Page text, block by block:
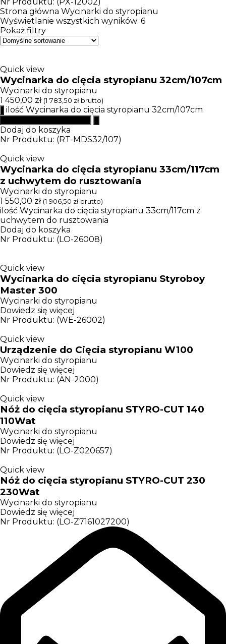
Strona główna Wycinarki do styropianu
Wyświetlanie wszystkich wyników: 6
Pokaż filtry
Quick view
Wycinarka do cięcia styropianu 32cm/107cm
Wycinarki do styropianu
1 450,00 zł (1 783,50 zł brutto)
ilość Wycinarka do cięcia styropianu 32cm/107cm
Dodaj do koszyka
Nr Produktu: (RT-MDS32/107)
Quick view
Wycinarka do cięcia styropianu 33cm/117cm
z uchwytem do rusztowania
Wycinarki do styropianu
1 550,00 zł (1 906,50 zł brutto)
ilość Wycinarka do cięcia styropianu 33cm/117cm z
uchwytem do rusztowania
Dodaj do koszyka
Nr Produktu: (LO-26008)
Quick view
Wycinarka do cięcia styropianu Styroboy
Master 300
Wycinarki do styropianu
Dowiedz się więcej
Nr Produktu: (WE-26002)
Quick view
Urządzenie do Cięcia styropianu W100
Wycinarki do styropianu
Dowiedz się więcej
Nr Produktu: (AN-2000)
Quick view
Nóż do cięcia styropianu STYRO-CUT 140
110Wat
Wycinarki do styropianu
Dowiedz się więcej
Nr Produktu: (LO-Z020657)
Quick view
Nóż do cięcia styropianu STYRO-CUT 230
230Wat
Wycinarki do styropianu
Dowiedz się więcej
Nr Produktu: (LO-Z7161027200)